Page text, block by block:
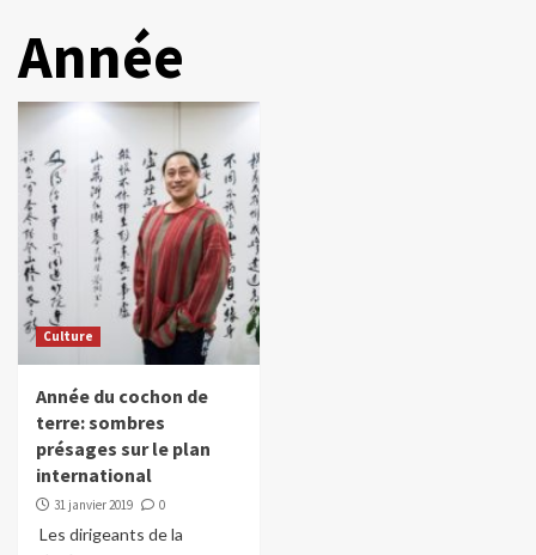
Année
Culture
Année du cochon de
terre: sombres
présages sur le plan
international
31 janvier 2019 0
Les dirigeants de la